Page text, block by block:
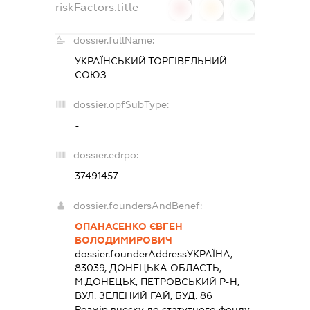
riskFactors.title
dossier.fullName:
УКРАЇНСЬКИЙ ТОРГІВЕЛЬНИЙ
СОЮЗ
dossier.opfSubType:
-
dossier.edrpo:
37491457
dossier.foundersAndBenef:
ОПАНАСЕНКО ЄВГЕН
ВОЛОДИМИРОВИЧ
dossier.founderAddressУКРАЇНА,
83039, ДОНЕЦЬКА ОБЛАСТЬ,
М.ДОНЕЦЬК, ПЕТРОВСЬКИЙ Р-Н,
ВУЛ. ЗЕЛЕНИЙ ГАЙ, БУД. 86